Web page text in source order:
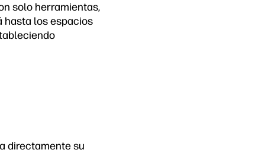
solo herramientas,
hasta los espacios
directamente su